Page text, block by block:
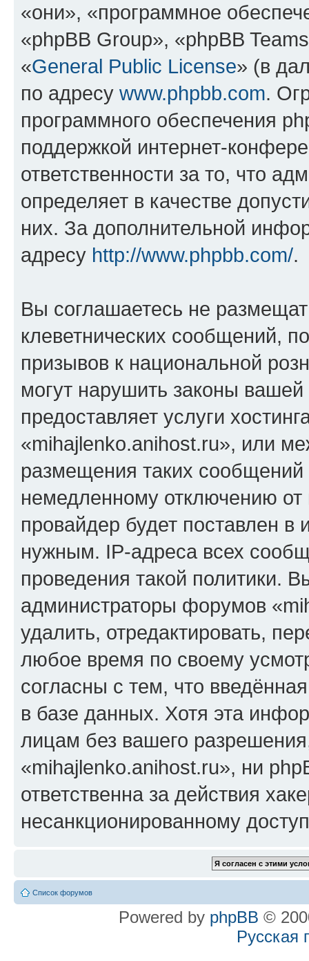
«они», «программное
«phpBB Group», «phpBB
«General Public License» (в
по адресу www.phpbb.com.
программного обеспечения
поддержкой интернет-
ответственности за то, что
определяет в качестве
них. За дополнительной
адресу http://www.phpbb.com/.
Вы соглашаетесь не
клеветнических сообщений,
призывов к национальной
могут нарушить законы
предоставляет услуги
«mihajlenko.anihost.ru», или
размещения таких
немедленному отключению
провайдер будет поставлен в
нужным. IP-адреса всех
проведения такой политики.
администраторы форумов
удалить, отредактировать,
любое время по своему
согласны с тем, что
в базе данных. Хотя эта
лицам без вашего
«mihajlenko.anihost.ru», ни
ответственна за действия
несанкционированному
Список форумов
Powered by phpBB ©
Русская